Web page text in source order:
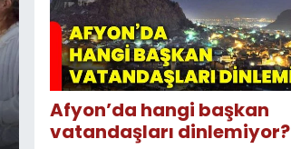
Afyon’da hangi başkan
vatandaşları dinlemiyor?